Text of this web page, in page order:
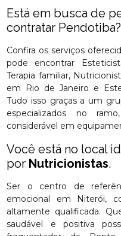
Está em busca de
contratar Pendotiba?
Confira os serviços
pode encontrar
Terapia familiar,
em Rio de Janeiro e
Tudo isso graças a um
especializados no
considerável em
Você está no local
por Nutricionistas.
Ser o centro de
emocional em Niterói,
altamente qualificada.
saudável e positiva